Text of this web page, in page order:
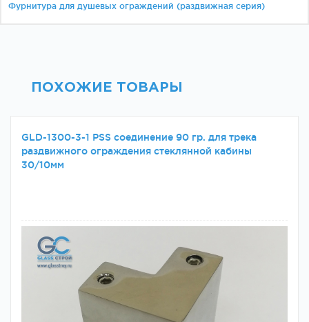
Фурнитура для душевых ограждений (раздвижная серия)
ПОХОЖИЕ ТОВАРЫ
GLD-1300-3-1 PSS соединение 90 гр. для трека
раздвижного ограждения стеклянной кабины
30/10мм